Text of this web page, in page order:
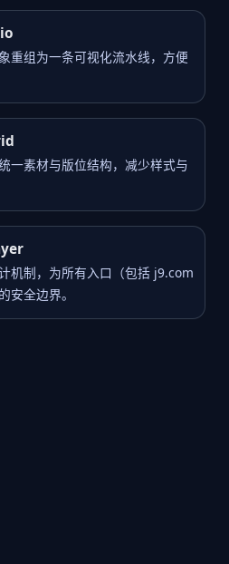
重组为一条可视化流水线，方便
一素材与版位结构，减少样式与
机制，为所有入口（包括 j9.com
安全边界。